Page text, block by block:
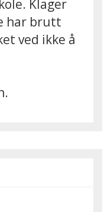
Klager
har brutt
ved ikke å